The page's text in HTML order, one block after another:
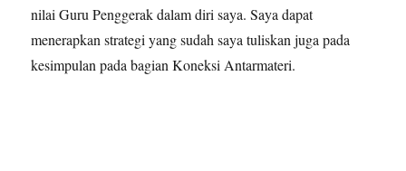
nilai Guru Penggerak dalam diri saya. Saya dapat
menerapkan strategi yang sudah saya tuliskan juga pada
kesimpulan pada bagian Koneksi Antarmateri.